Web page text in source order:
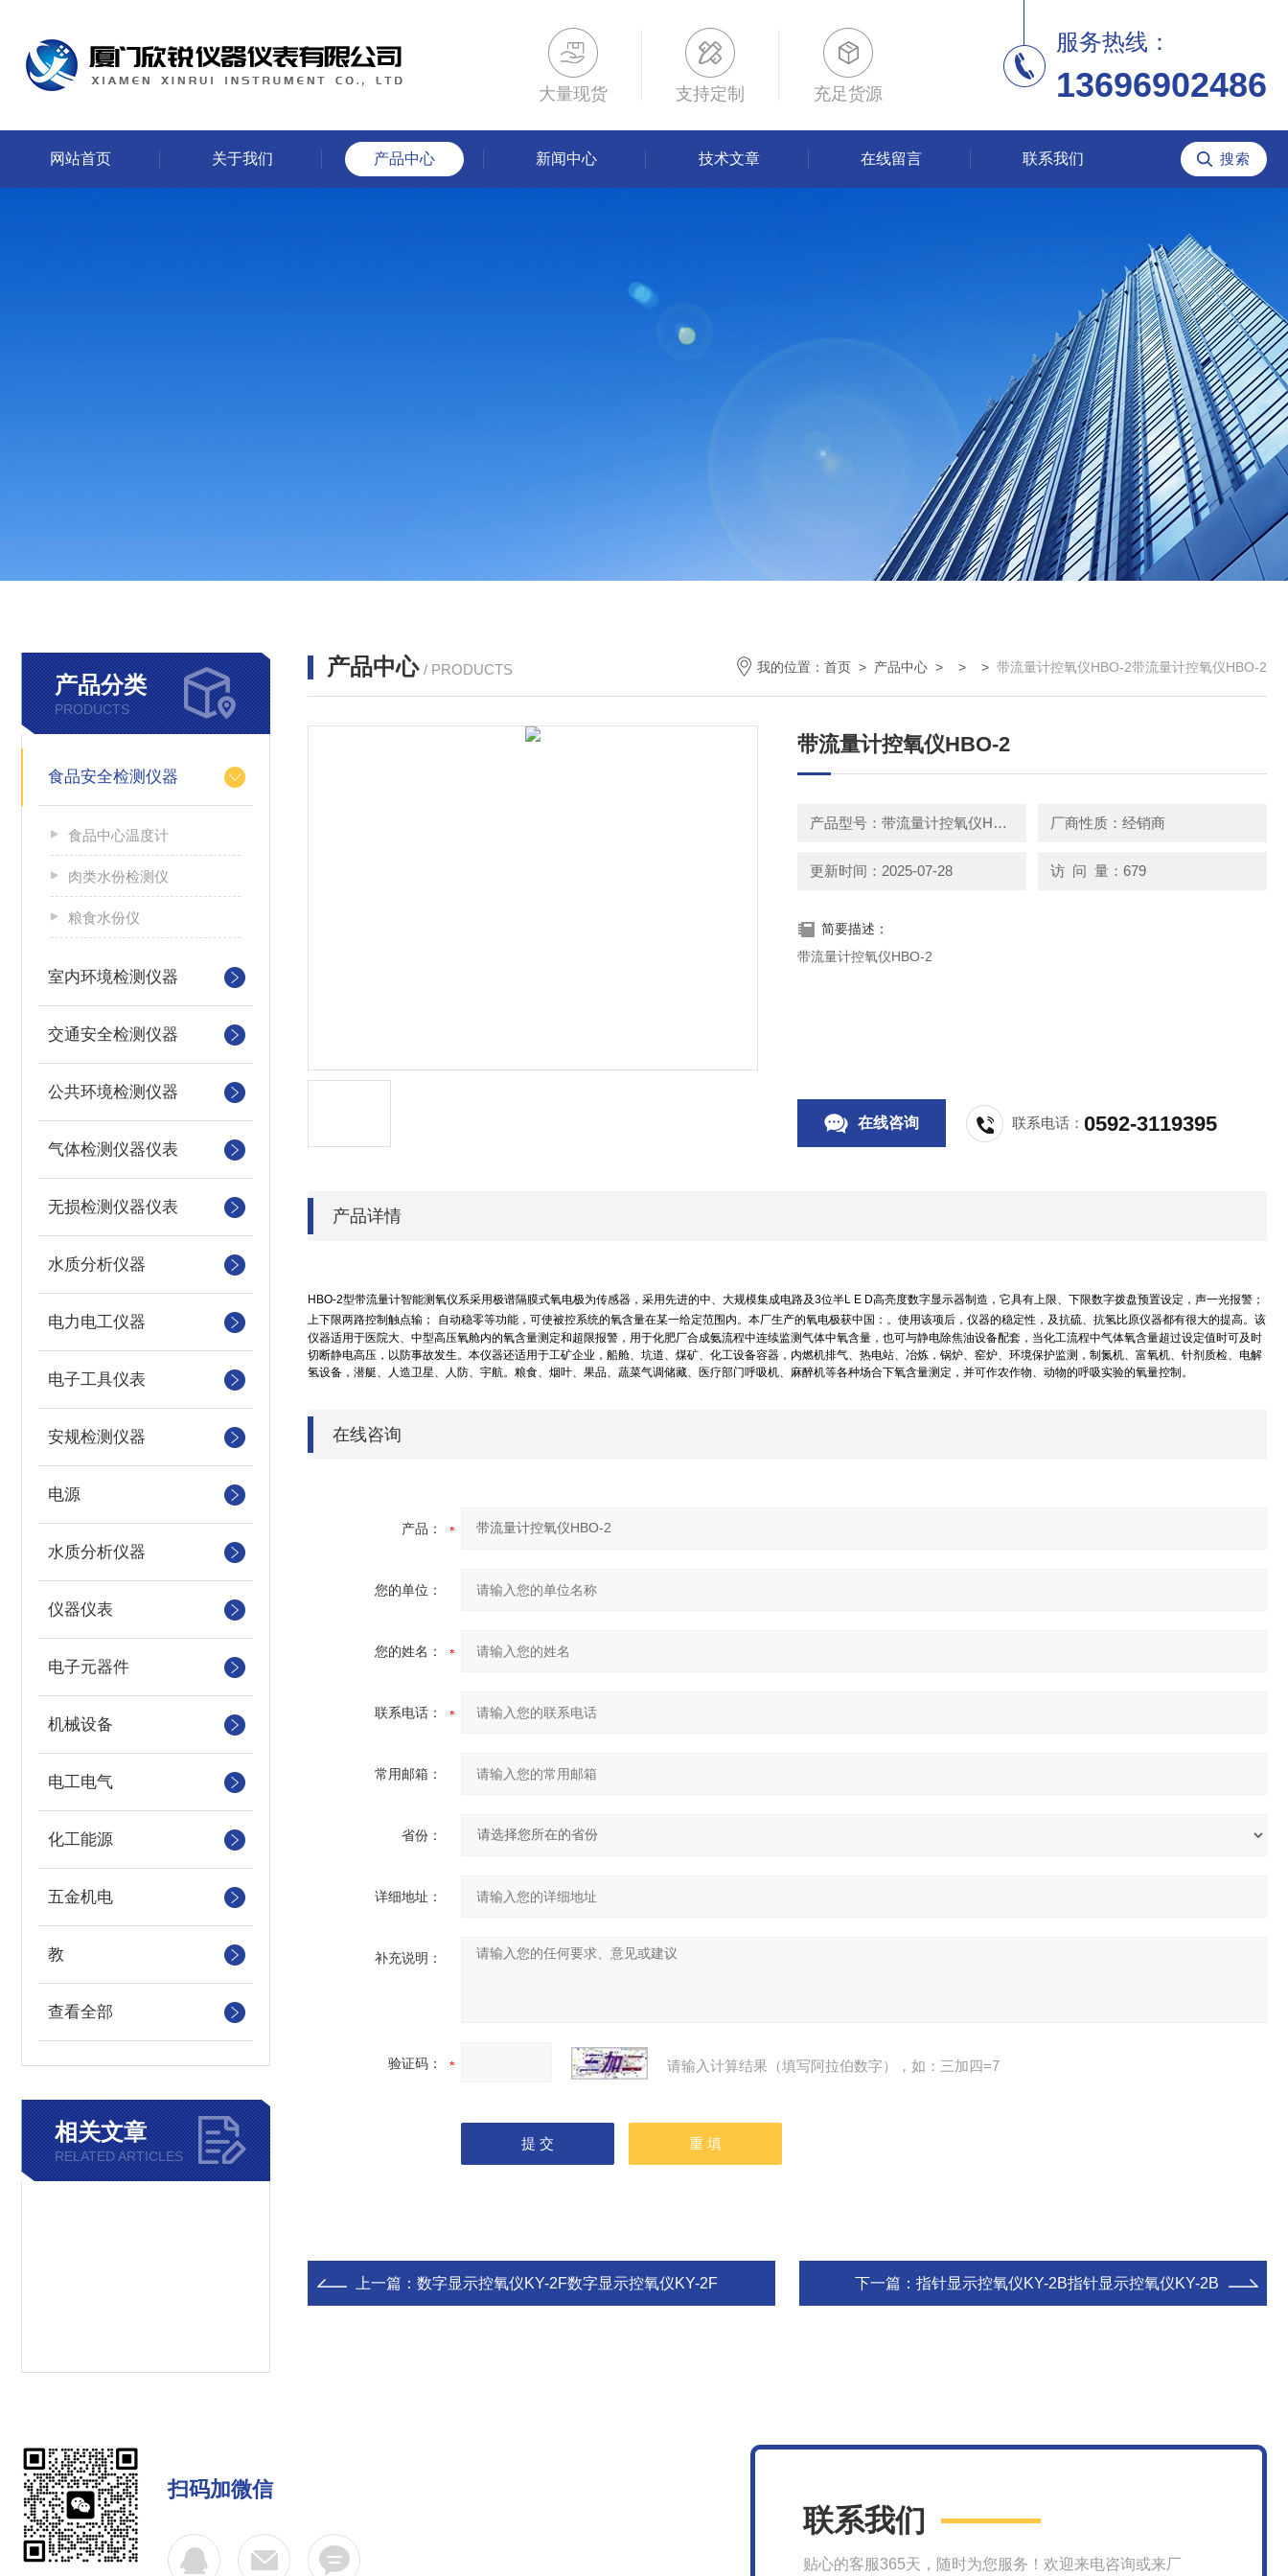
大量现货 支持定制 充足货源
服务热线：
13696902486
网站首页 关于我们 产品中心 新闻中心 技术文章 在线留言 联系我们
产品分类
PRODUCTS
食品安全检测仪器
食品中心温度计
肉类水份检测仪
粮食水份仪
室内环境检测仪器
交通安全检测仪器
公共环境检测仪器
气体检测仪器仪表
无损检测仪器仪表
水质分析仪器
电力电工仪器
电子工具仪表
安规检测仪器
电源
水质分析仪器
仪器仪表
电子元器件
机械设备
电工电气
化工能源
五金机电
教
查看全部
相关文章
RELATED ARTICLES
产品中心 / PRODUCTS 我的位置： 首页 > 产品中心 > > > 带流量计控氧仪HBO-2带流量计控氧仪HBO-2
带流量计控氧仪HBO-2
产品型号：带流量计控氧仪HBO-2 厂商性质：经销商
更新时间：2025-07-28 访 问 量：679
简要描述：
带流量计控氧仪HBO-2
在线咨询 联系电话：0592-3119395
产品详情
HBO-2型带流量计智能测氧仪系采用极谱隔膜式氧电极为传感器，采用先进的中、大规模集成电路及3位半L E D高亮度数字显示器制造，它具有上限、下限数字拨盘预置设定，声一光报警；
上下限两路控制触点输；
自动稳零等功能，可使被控系统的氧含量在某一给定范围内。本厂生产的氧电极获中国：。使用该项后，仪器的稳定性，及抗硫、抗氢比原仪器都有很大的提高。该
仪器适用于医院大、中型高压氧舱内的氧含量测定和超限报警，用于化肥厂合成氨流程中连续监测气体中氧含量，也可与静电除焦油设备配套，当化工流程中气体氧含量超过设定值时可及时
切断静电高压，以防事故发生。本仪器还适用于工矿企业，船舱、坑道、煤矿、化工设备容器，内燃机排气、热电站、冶炼，锅炉、窑炉、环境保护监测，制氮机、富氧机、针剂质检、电解
氢设备，潜艇、人造卫星、人防、宇航。粮食、烟叶、果品、蔬菜气调储藏、医疗部门呼吸机、麻醉机等各种场合下氧含量测定，并可作农作物、动物的呼吸实验的氧量控制。
在线咨询
产品：
您的单位：
您的姓名：
联系电话：
常用邮箱：
省份：
详细地址：
补充说明：
验证码： 请输入计算结果（填写阿拉伯数字），如：三加四=7
上一篇： 数字显示控氧仪KY-2F数字显示控氧仪KY-2F 下一篇： 指针显示控氧仪KY-2B指针显示控氧仪KY-2B
扫码加微信
联系我们
贴心的客服365天，随时为您服务！欢迎来电咨询或来厂